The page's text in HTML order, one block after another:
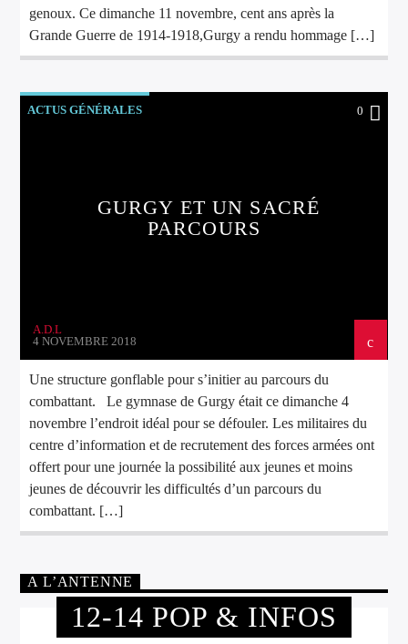
genoux. Ce dimanche 11 novembre, cent ans après la
Grande Guerre de 1914-1918,Gurgy a rendu hommage […]
ACTUS GÉNÉRALES 0
GURGY ET UN SACRÉ
PARCOURS
A.D.L
4 NOVEMBRE 2018
Une structure gonflable pour s’initier au parcours du
combattant. Le gymnase de Gurgy était ce dimanche 4
novembre l’endroit idéal pour se défouler. Les militaires du
centre d’information et de recrutement des forces armées ont
offert pour une journée la possibilité aux jeunes et moins
jeunes de découvrir les difficultés d’un parcours du
combattant. […]
A L’ANTENNE
12-14 POP & INFOS